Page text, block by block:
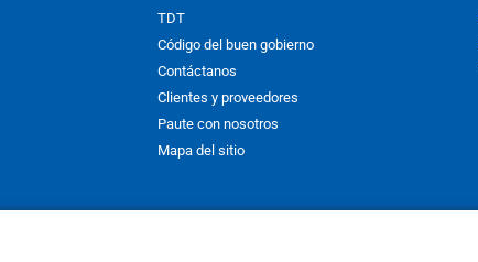
TDT
Código del buen gobierno
Contáctanos
Clientes y proveedores
Paute con nosotros
Mapa del sitio